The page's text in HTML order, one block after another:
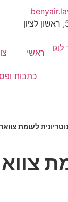
ראשי
כתבות
לעומת